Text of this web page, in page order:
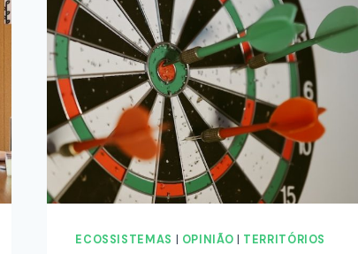
ECOSSISTEMAS OPINIÃO TERRITÓRIOS